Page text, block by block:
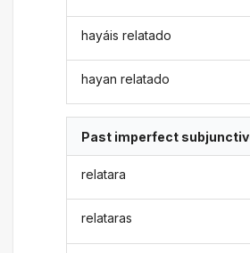
hayáis relatado
hayan relatado
Past imperfect
relatara
relataras